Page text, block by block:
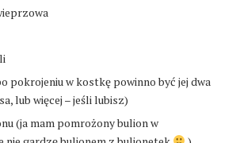
pokrojeniu w kostkę powinno być jej dwa
lub więcej – jeśli lubisz)
(ja mam pomrożony bulion w